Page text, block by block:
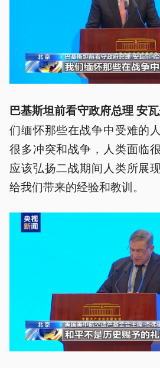
巴基斯坦前看守政府总理 安瓦
们缅怀那些在战争中受难的
很多冲突和战争，人类面临
应该弘扬二战期间人类所展
给我们带来的经验和教训。